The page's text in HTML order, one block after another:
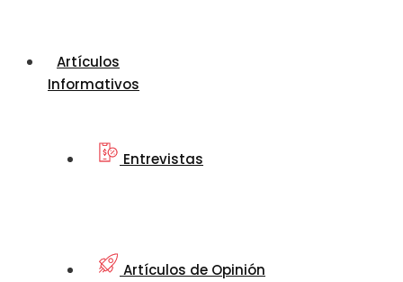
Artículos
Informativos
Entrevistas
Artículos de Opinión